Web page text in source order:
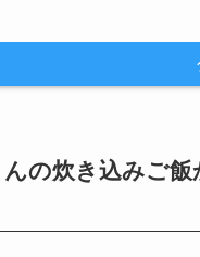
の炊き込みご